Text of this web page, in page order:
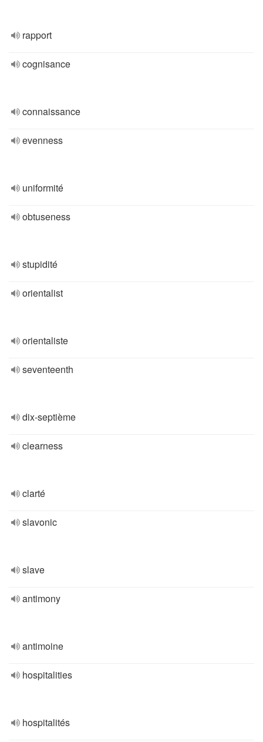
rapport
cognisance
connaissance
evenness
uniformité
obtuseness
stupidité
orientalist
orientaliste
seventeenth
dix-septième
clearness
clarté
slavonic
slave
antimony
antimoine
hospitalities
hospitalités